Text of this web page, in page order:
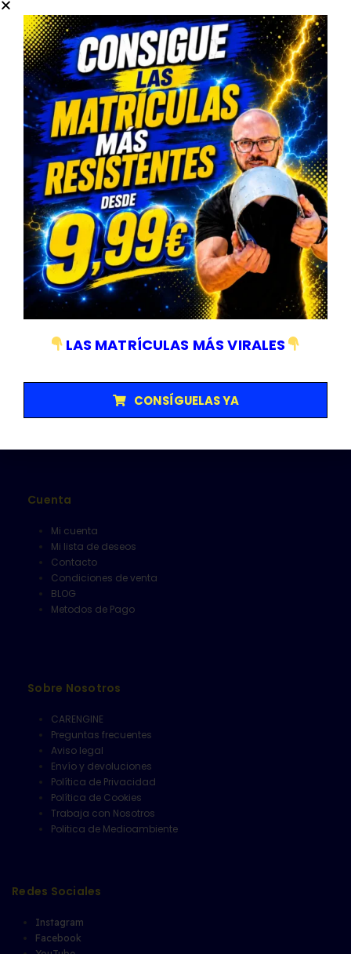
Contáctanos
678983500
Horario Atención Telefónica
L-V: 9:00-14:30
Empresa sujeta a normativa ISO 9001/14001
Alfombrillas
Cuenta
Mi cuenta
Mi lista de deseos
Contacto
Condiciones de venta
BLOG
Metodos de Pago
Sobre Nosotros
CARENGINE
Preguntas frecuentes
Aviso legal
Envío y devoluciones
Política de Privacidad
Política de Cookies
Trabaja con Nosotros
Politica de Medioambiente
Redes Sociales
Instagram
Facebook
LAS MATRÍCULAS MÁS VIRALES
CONSÍGUELAS YA